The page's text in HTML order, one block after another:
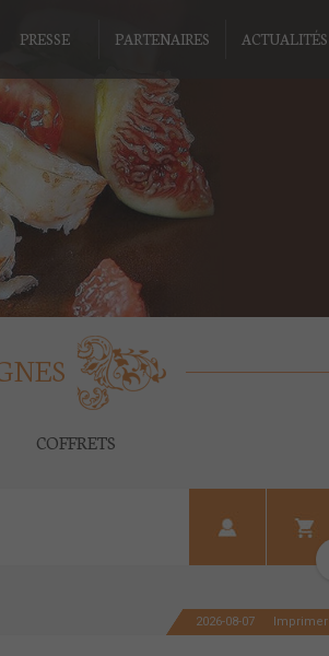
PRESSE PARTENAIRES ACTUALITÉS
COFFRETS
2026-08-07 Imprimer